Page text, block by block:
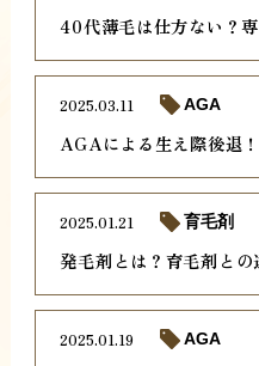
40代薄毛は仕方ない？
AGAによる生え際後退
2025.03.11 AGA
発毛剤とは？育毛剤との
2025.01.21 育毛剤
2025.01.19 AGA